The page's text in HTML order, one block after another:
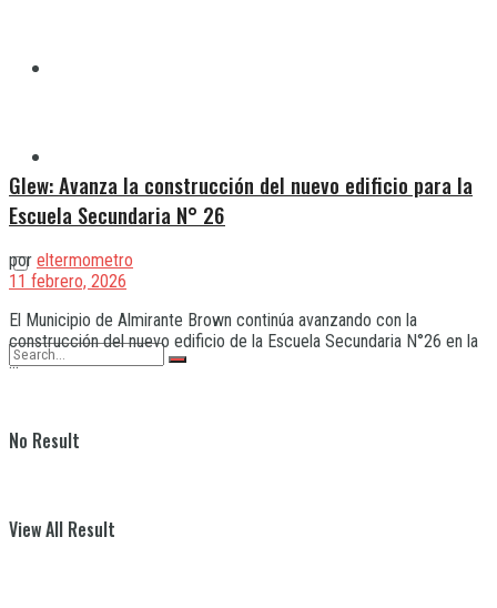
No Result
View All Result
Glew: Avanza la construcción del nuevo edificio para la
Escuela Secundaria N° 26
por eltermometro
11 febrero, 2026
El Municipio de Almirante Brown continúa avanzando con la
construcción del nuevo edificio de la Escuela Secundaria N°26 en la
...